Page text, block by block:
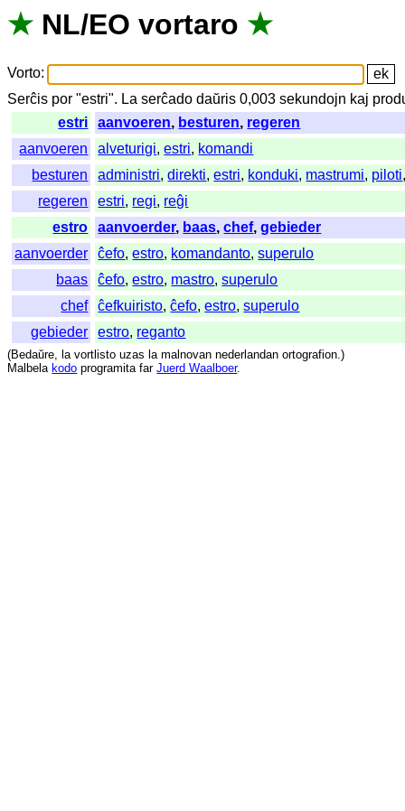
★ NL/EO vortaro ★
Vorto:
Serĉis por "estri". La serĉado daŭris 0,003sekundojn kaj
estri
aanvoeren, besturen, regeren
aanvoeren
alveturigi,estri, komandi
besturen
administri,direkti,estri, konduki, mastrumi, piloti
regeren
estri, regi, reĝi
estro
aanvoerder, baas,chef,gebieder
aanvoerder
ĉefo,estro, komandanto,superulo
baas
ĉefo,estro, mastro,superulo
chef
ĉefkuiristo,ĉefo,estro,superulo
gebieder
estro, reganto
(Bedaŭre, la vortlisto uzas la malnovan nederlandan ortografion.)
Malbela kodo programita far Juerd Waalboer.